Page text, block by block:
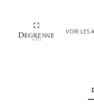
VOIR LES